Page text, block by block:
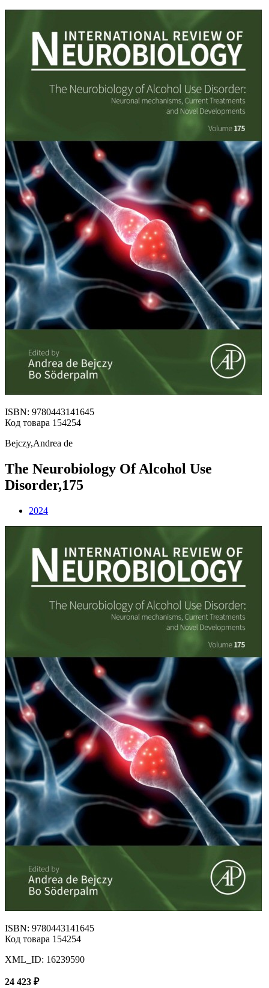
ISBN: 9780443141645
Код товара 154254
Bejczy,Andrea de
The Neurobiology Of Alcohol Use
Disorder,175
2024
ISBN: 9780443141645
Код товара 154254
XML_ID: 16239590
24 423 ₽